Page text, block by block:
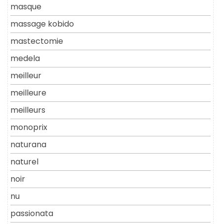
masque
massage kobido
mastectomie
medela
meilleur
meilleure
meilleurs
monoprix
naturana
naturel
noir
nu
passionata